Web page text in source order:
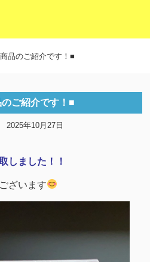
品のご紹介です！■
ご紹介です！■
2025年10月27日
しました！！
ざいます